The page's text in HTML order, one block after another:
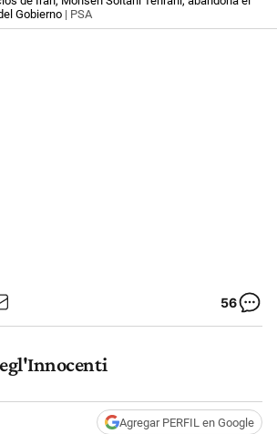
Gobierno | PSA
56
Agregar PERFIL en Google